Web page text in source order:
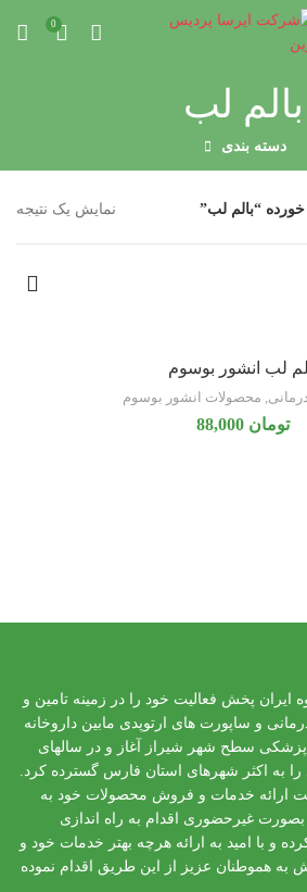
0
بالم لب
دسته بندی
“بالم لب” نمایش یک نتیجه
لب انشور بوسوم
, محصولات انشور بوسوم
تومان
با نام گروه ایران پخش فعالیت خود را در زمینه تامین و
و ساپورت های ارتوپدی مابین داروخانه
پزشکی سطح شهر شیراز آغاز و در سالهای
را به اکثر شهرهای استان فارس گسترده کرد.
سال ۱۴۰۰ جهت ارائه خدمات و فروش محصولات خود به
غیرحضوری اقدام به راه اندازی
و با امید به ارائه هرچه بهتر خدمات خود و
هموطنان عزیز از این طریق اقدام نموده